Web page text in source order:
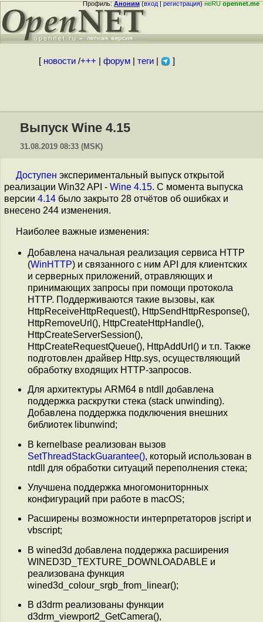
Профиль:Аноним(вход|регистрация)неRUopennet.me
[ новости/+++ форум| теги| ]
Выпуск Wine 4.15
31.08.2019 08:33 (MSK)
Доступен экспериментальный выпуск открытой
реализации Win32 API - Wine 4.15. С момента выпуска
версии 4.14 было закрыто 28 отчётов об ошибках и
внесено 244 изменения.
Наиболее важные изменения:
Добавлена начальная реализация сервиса HTTP
(WinHTTP) и связанного с ним API для клиентских
и серверных приложений, отравляющих и
принимающих запросы при помощи протокола
HTTP. Поддерживаются такие вызовы, как
HttpReceiveHttpRequest(), HttpSendHttpResponse(),
HttpRemoveUrl(), HttpCreateHttpHandle(),
HttpCreateServerSession(),
HttpCreateRequestQueue(), HttpAddUrl() и т.п. Также
подготовлен драйвер Http.sys, осуществляющий
обработку входящих HTTP-запросов.
Для архитектуры ARM64 в ntdll добавлена
поддержка раскрутки стека (stack unwinding).
Добавлена поддержка подключения внешних
библиотек libunwind;
В kernelbase реализован вызов
SetThreadStackGuarantee(), который использован в
ntdll для обработки ситуаций переполнения стека;
Улучшена поддержка многомониторнных
конфигураций при работе в macOS;
Расширены возможности интерпретаторов jscript и
vbscript;
В wined3d добавлена поддержка расширения
WINED3D_TEXTURE_DOWNLOADABLE и
реализована функция
wined3d_colour_srgb_from_linear();
В d3drm реализованы функции
d3drm_viewport2_GetCamera(),